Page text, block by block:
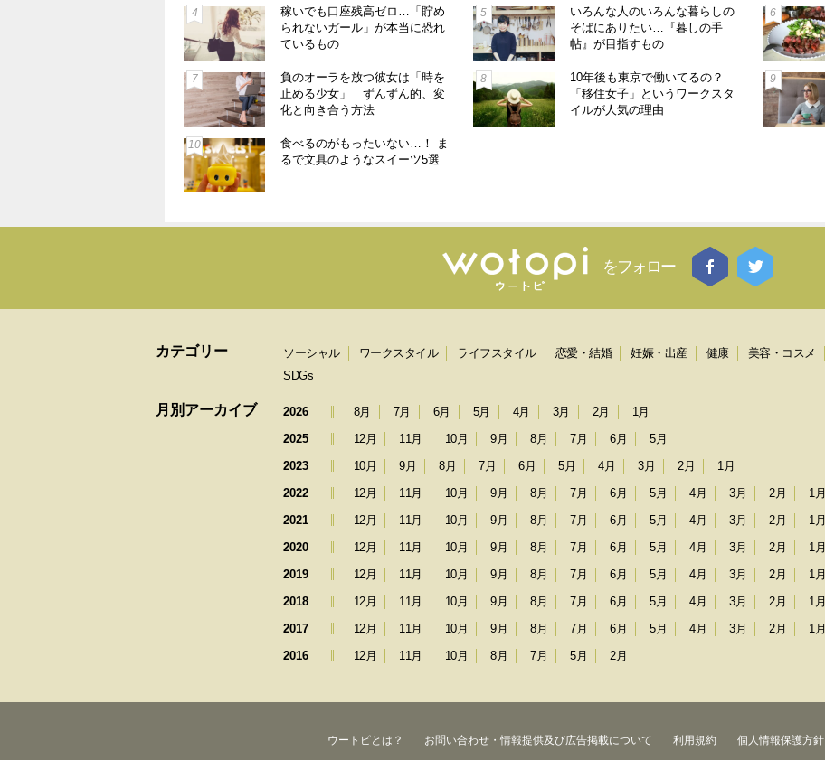
ある 【おとうふ×川崎貴子】
稼いでも口座残高ゼロ…「貯め
られないガール」が本当に恐れ
ているもの
いろんな人のいろんな暮らしの
そばにありたい…『暮しの手
帖』が目指すもの
負のオーラを放つ彼女は「時を
止める少女」 ずんずん的、変
化と向き合う方法
10年後も東京で働いてるの？
「移住女子」というワークスタ
イルが人気の理由
食べるのがもったいない…！ ま
るで文具のようなスイーツ5選
をフォロー
カテゴリー ソーシャル ワークスタイル ライフスタイル 恋愛・結婚 妊娠・出産 健康 美容・コスメ
SDGs
月別アーカイブ 2026 8月 7月 6月 5月 4月 3月 2月
1月
2025
12月 11月 10月 9月 8月 7月 6月
5月
2023
10月 9月 8月 7月 6月 5月 4月 3月 2月
1月
2022
12月 11月 10月 9月 8月 7月 6月 5月 4月 3月 2月
1月
2021
12月 11月 10月 9月 8月 7月 6月 5月 4月 3月 2月
1月
2020
12月 11月 10月 9月 8月 7月 6月 5月 4月 3月 2月
1月
2019
12月 11月 10月 9月 8月 7月 6月 5月 4月 3月 2月
1月
2018
12月 11月 10月 9月 8月 7月 6月 5月 4月 3月 2月
1月
2017
12月 11月 10月 9月 8月 7月 6月 5月 4月 3月 2月
1月
2016
12月 11月 10月 8月 7月 5月 2月
ウートピとは？ お問い合わせ・情報提供及び広告掲載について 利用規約 個人情報保護方針